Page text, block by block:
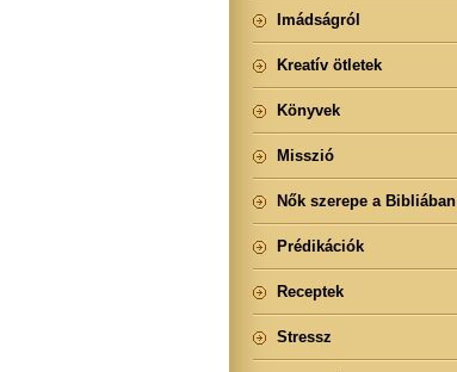
Imádságról
Kreatív ötletek
Könyvek
Misszió
Nők szerepe a Bibliában
Prédikációk
Receptek
Stressz